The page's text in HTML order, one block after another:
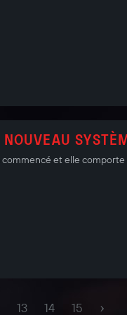
commencé et elle
13 14 15 ›